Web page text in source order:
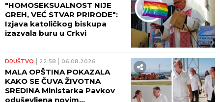
"HOMOSEKSUALNOST NIJE
GREH, VEĆ STVAR PRIRODE":
Izjava katoličkog biskupa
izazvala buru u Crkvi
DRUŠTVO 22:58 06.08.2026
MALA OPŠTINA POKAZALA
KAKO SE ČUVA ŽIVOTNA
SREDINA Ministarka Pavkov
oduševljena novim